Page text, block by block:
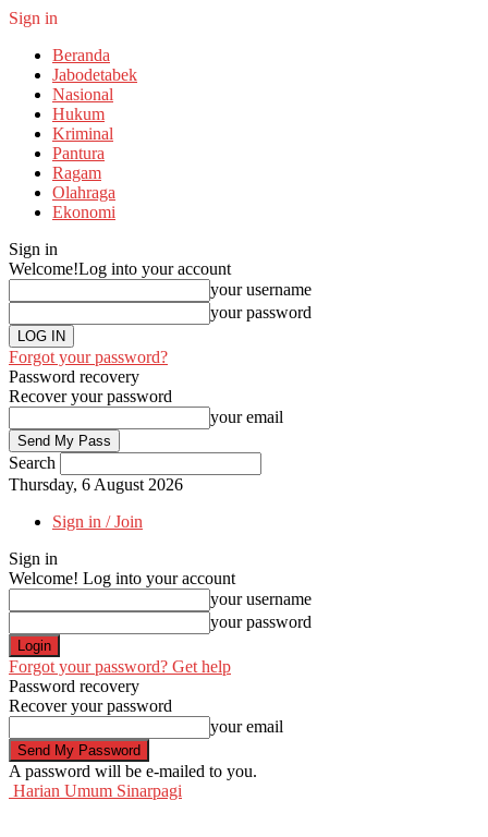
Sign in
Beranda
Jabodetabek
Nasional
Hukum
Kriminal
Pantura
Ragam
Olahraga
Ekonomi
Sign in
Welcome!Log into your account
your username
your password
Forgot your password?
Password recovery
Recover your password
your email
Search
Thursday, 6 August 2026
Sign in / Join
Sign in
Welcome! Log into your account
your username
your password
Forgot your password? Get help
Password recovery
Recover your password
your email
A password will be e-mailed to you.
Harian Umum Sinarpagi